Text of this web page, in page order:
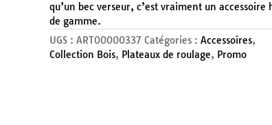
qu’un bec verseur, c’est vraiment un accessoire
de gamme.
UGS :ART00000337 Catégories :Accessoires,
Collection Bois, Plateaux de roulage, Promo